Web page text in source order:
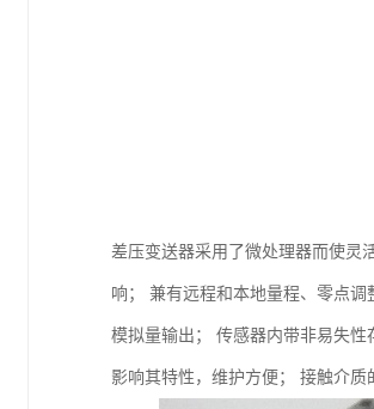
差压变送器采用了微处理器而使灵
响； 兼有远程和本地量程、零点调
模拟量输出； 传感器内带非易失
影响其特性，维护方便； 接触介质